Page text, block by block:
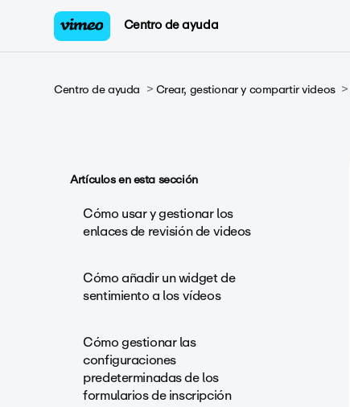
Centro de ayuda
Centro de ayuda Crear, gestionar y compartir videos
Artículos en esta sección
Cómo usar y gestionar los
enlaces de revisión de videos
Cómo añadir un widget de
sentimiento a los vídeos
Cómo gestionar las
configuraciones
predeterminadas de los
formularios de inscripción